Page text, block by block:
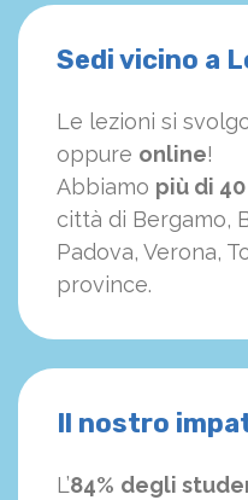
Sedi vicino a
Le lezioni si
oppure online!
Abbiamo più di
città di Bergamo,
Padova, Verona,
province.
Il nostro
L’84% degli